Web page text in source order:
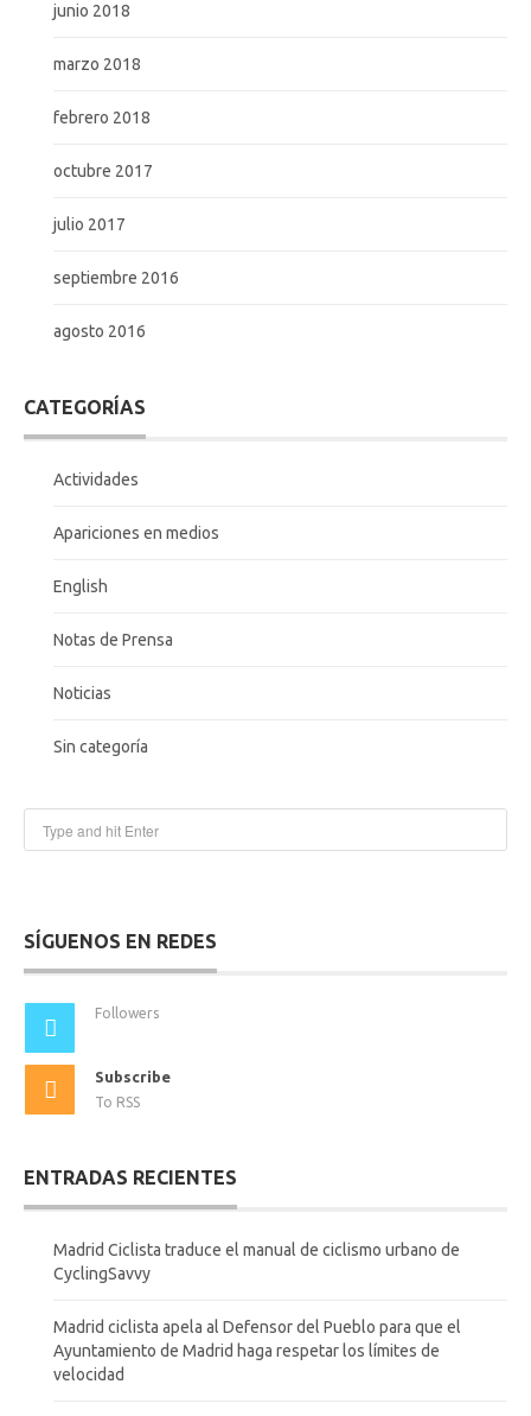
junio 2018
marzo 2018
febrero 2018
octubre 2017
julio 2017
septiembre 2016
agosto 2016
CATEGORÍAS
Actividades
Apariciones en medios
English
Notas de Prensa
Noticias
Sin categoría
SÍGUENOS EN REDES
Followers
Subscribe
To RSS
ENTRADAS RECIENTES
Madrid Ciclista traduce el manual de ciclismo urbano de
CyclingSavvy
Madrid ciclista apela al Defensor del Pueblo para que el
Ayuntamiento de Madrid haga respetar los límites de
velocidad